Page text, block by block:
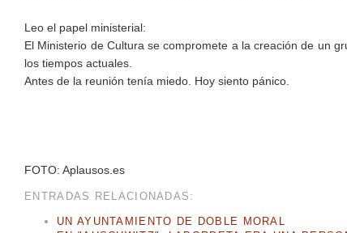
Leo el papel ministerial:
El Ministerio de Cultura se compromete a la creación de un
los tiempos actuales.
Antes de la reunión tenía miedo. Hoy siento pánico.
FOTO: Aplausos.es
ENTRADAS RELACIONADAS:
UN AYUNTAMIENTO DE DOBLE MORAL